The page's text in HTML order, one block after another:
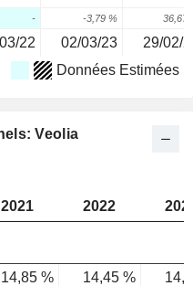
- -3,79 % 36,67
22 02/03/23 29/02/
Données Estimées
Veolia
2021 2022
14,85 % 14,45 %